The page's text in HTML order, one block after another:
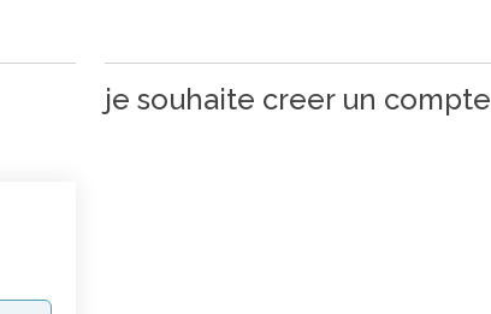
je souhaite creer un compte